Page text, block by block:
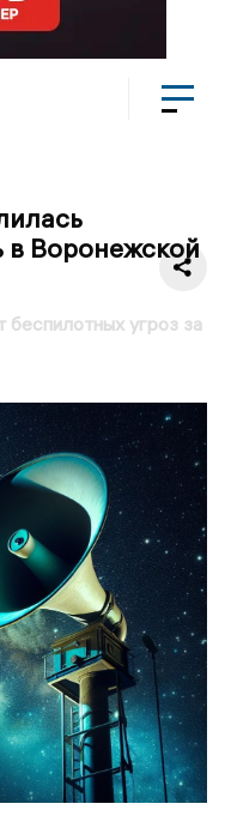
в Воронежской
угроз за